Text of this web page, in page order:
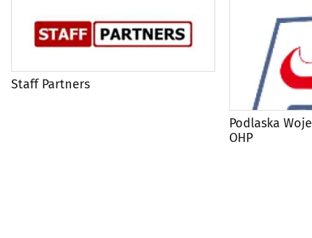
Staff Partners
Podlaska
OHP